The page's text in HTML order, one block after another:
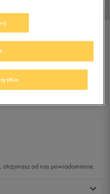
otrzymasz od nas powiadomienie.